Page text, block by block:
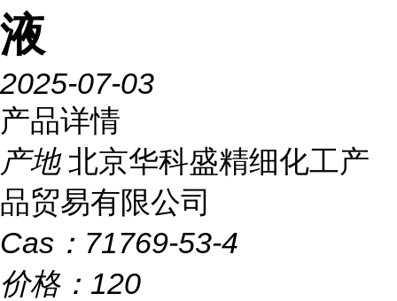
液
2025-07-03
产品详情
产地 北京华科盛精细化工产
品贸易有限公司
Cas： 71769-53-4
价格： 120